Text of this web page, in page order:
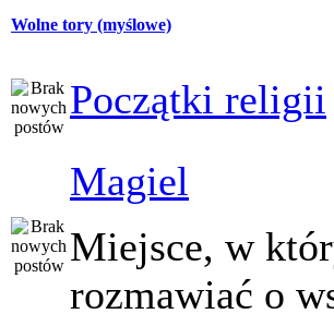
Wolne tory (myślowe)
Początki religii
Magiel
Miejsce, w
rozmawiać o